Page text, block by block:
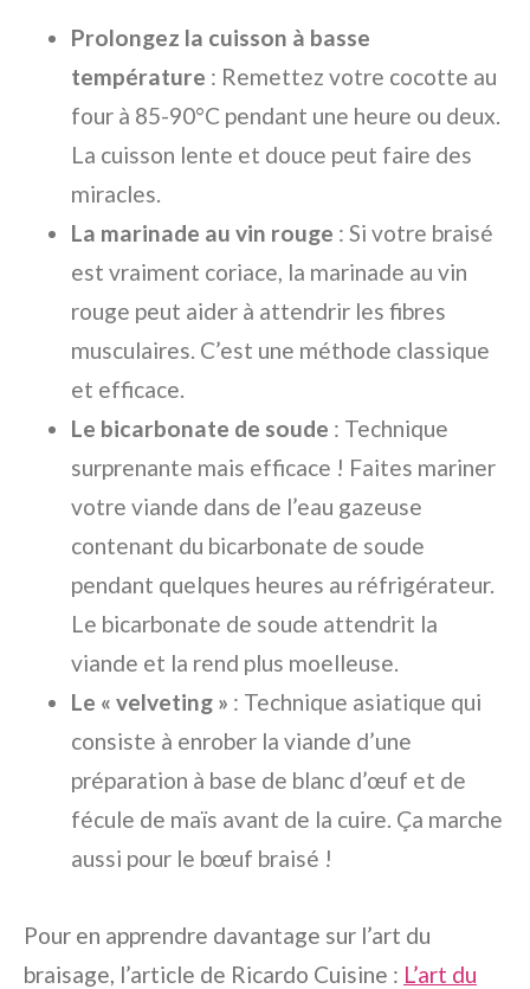
Prolongez la cuisson à basse
température : Remettez votre cocotte au
four à 85-90°C pendant une heure ou deux.
La cuisson lente et douce peut faire des
miracles.
La marinade au vin rouge : Si votre braisé
est vraiment coriace, la marinade au vin
rouge peut aider à attendrir les fibres
musculaires. C’est une méthode classique
et efficace.
Le bicarbonate de soude : Technique
surprenante mais efficace ! Faites mariner
votre viande dans de l’eau gazeuse
contenant du bicarbonate de soude
pendant quelques heures au réfrigérateur.
Le bicarbonate de soude attendrit la
viande et la rend plus moelleuse.
Le « velveting » : Technique asiatique qui
consiste à enrober la viande d’une
préparation à base de blanc d’œuf et de
fécule de maïs avant de la cuire. Ça marche
aussi pour le bœuf braisé !
Pour en apprendre davantage sur l’art du
braisage, l’article de Ricardo Cuisine : L’art du